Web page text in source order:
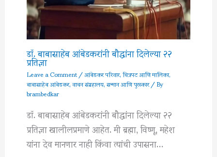
डॉ. बाबासाहेब आंबेडकरांनी बौद्धांना दिलेल्या २२
प्रतिज्ञा
Leave a Comment/आंबेडकर परिवार,चित्रपट आणि मालिका,
बाबासाहेब आंबेडकर,वाचन संग्रहालय,सन्मान आणि पुरस्कार/ By
brambedkar
डॉ. बाबासाहेब आंबेडकरांनी बौद्धांना दिलेल्या २२
प्रतिज्ञा खालीलप्रमाणे आहेत. मी ब्रह्मा, विष्णू, महेश
यांना देव मानणार नाही किंवा त्यांची उपासना…